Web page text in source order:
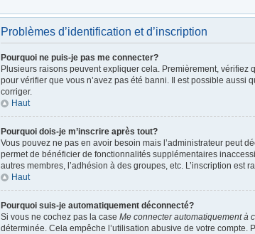
Problèmes d’identification et d’inscription
Pourquoi ne puis-je pas me connecter?
Plusieurs raisons peuvent expliquer cela. Premièrement, vérifiez
pour vérifier que vous n’avez pas été banni. Il est possible aussi
corriger.
Haut
Pourquoi dois-je m’inscrire après tout?
Vous pouvez ne pas en avoir besoin mais l’administrateur peut
permet de bénéficier de fonctionnalités supplémentaires
autres membres, l’adhésion à des groupes, etc. L’inscription est
Haut
Pourquoi suis-je automatiquement déconnecté?
Si vous ne cochez pas la case Me connecter automatiquement à
déterminée. Cela empêche l’utilisation abusive de votre compte.